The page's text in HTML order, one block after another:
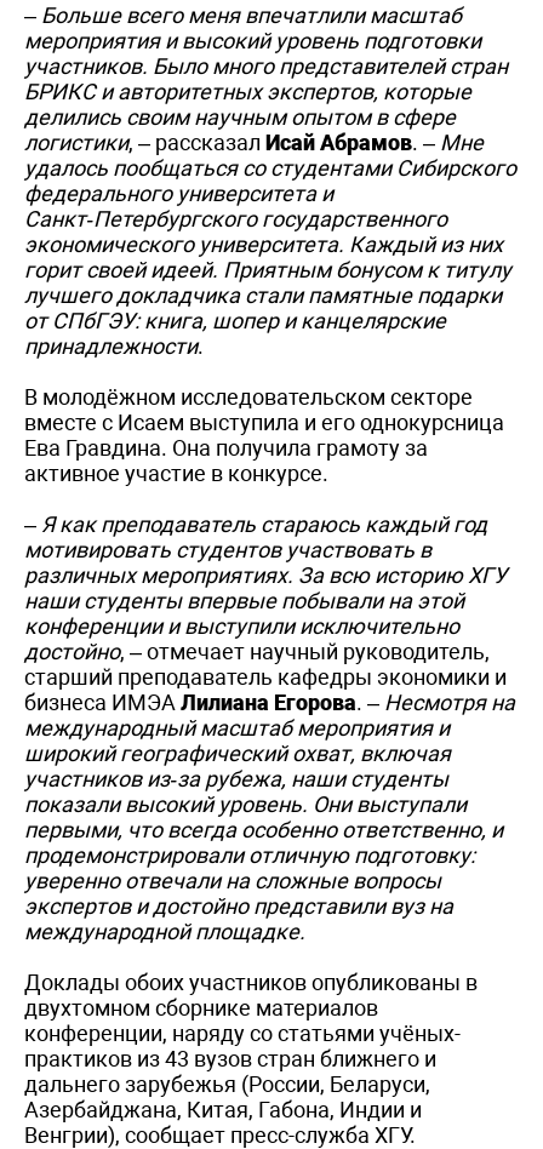
– Больше всего меня впечатлили масштаб
мероприятия и высокий уровень подготовки
участников. Было много представителей стран
БРИКС и авторитетных экспертов, которые
делились своим научным опытом в сфере
логистики, – рассказал Исай Абрамов. – Мне
удалось пообщаться со студентами Сибирского
федерального университета и
Санкт‑Петербургского государственного
экономического университета. Каждый из них
горит своей идеей. Приятным бонусом к титулу
лучшего докладчика стали памятные подарки
от СПбГЭУ: книга, шопер и канцелярские
принадлежности.
В молодёжном исследовательском секторе
вместе с Исаем выступила и его однокурсница
Ева Гравдина. Она получила грамоту за
активное участие в конкурсе.
– Я как преподаватель стараюсь каждый год
мотивировать студентов участвовать в
различных мероприятиях. За всю историю ХГУ
наши студенты впервые побывали на этой
конференции и выступили исключительно
достойно, – отмечает научный руководитель,
старший преподаватель кафедры экономики и
бизнеса ИМЭА Лилиана Егорова. – Несмотря на
международный масштаб мероприятия и
широкий географический охват, включая
участников из‑за рубежа, наши студенты
показали высокий уровень. Они выступали
первыми, что всегда особенно ответственно, и
продемонстрировали отличную подготовку:
уверенно отвечали на сложные вопросы
экспертов и достойно представили вуз на
международной площадке.
Доклады обоих участников опубликованы в
двухтомном сборнике материалов
конференции, наряду со статьями учёных-
практиков из 43 вузов стран ближнего и
дальнего зарубежья (России, Беларуси,
Азербайджана, Китая, Габона, Индии и
Венгрии), сообщает пресс-служба ХГУ.